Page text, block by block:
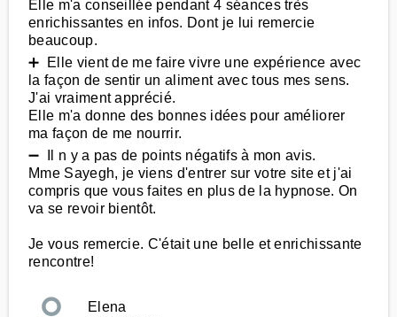
Elle m'a conseillée pendant 4 séances très
enrichissantes en infos. Dont je lui remercie
beaucoup.
➕ Elle vient de me faire vivre une expérience avec
la façon de sentir un aliment avec tous mes sens.
J'ai vraiment apprécié.
Elle m'a donne des bonnes idées pour améliorer
ma façon de me nourrir.
➖ Il n y a pas de points négatifs à mon avis.
Mme Sayegh, je viens d'entrer sur votre site et j'ai
compris que vous faites en plus de la hypnose. On
va se revoir bientôt.
Je vous remercie. C'était une belle et enrichissante
rencontre!
Elena